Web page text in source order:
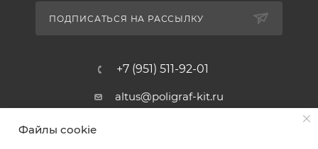
ПОДПИСАТЬСЯ НА РАССЫЛКУ
+7 (951) 511-92-01
altus@poligraf-kit.ru
Магазин-склад ТЦ "Альтус"
Файлы cookie